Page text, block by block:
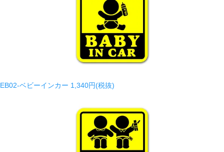
EB02-ベビーインカー 1,340円(税抜)